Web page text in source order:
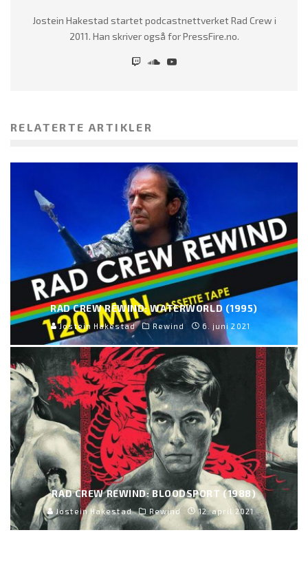
Jostein Hakestad startet podcastnettverket Rad Crew i
2011. Han skriver også for PressFire.no.
RELATERTE ARTIKLER
RAD CREW REWIND: WATERWORLD (1995)
Jostein Hakestad Rewind 6. juni 2021
RAD CREW REWIND: BLOODSPORT (1988)
Jostein Hakestad Rewind 12. april 2021